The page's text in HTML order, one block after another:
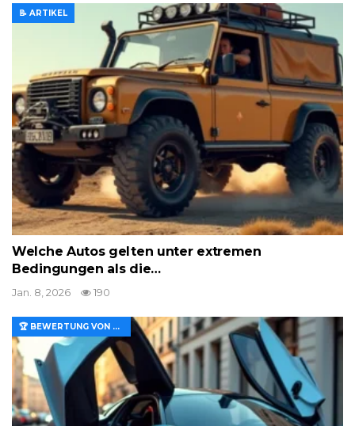
📝 ARTIKEL
Welche Autos gelten unter extremen
Bedingungen als die…
Jan. 8, 2026 190
🏆 BEWERTUNG VON MERKMALEN UND WERT